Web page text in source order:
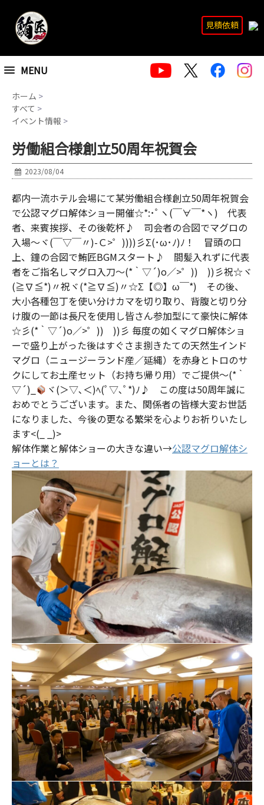
MENU
見積依頼
ホーム >
すべて >
イベント情報 >
労働組合様創立50周年祝賀会
2023/08/04
都内一流ホテル会場にて某労働組合様創立50周年祝賀会
で公認マグロ解体ショー開催☆*:･ﾟヽ(￣∀￣*ヽ) 代表
者、来賓挨拶、その後乾杯♪ 司会者の合図でマグロの
入場～ヾ(￣▽￣〃)-Ｃ>゜))))彡Σ(･ω･ﾉ)ﾉ！ 冒頭の口
上、鐘の合図で鮪匠BGMスタート♪ 間髪入れずに代表
者をご指名しマグロ入刀～(*｀▽´)o／>゜)) ))彡祝☆ヾ
(≧∇≦*)〃祝ヾ(*≧∇≦)〃☆Σ【◎】ω￣*) その後、
大小各種包丁を使い分けカマを切り取り、背腹と切り分
け腹の一節は長尺を使用し皆さん参加型にて豪快に解体
☆彡(*｀▽´)o／>゜)) ))彡 毎度の如くマグロ解体ショ
ーで盛り上がった後はすぐさま捌きたての天然生インド
マグロ（ニュージーランド産／延縄）を赤身とトロのサ
クにしてお土産セット（お持ち帰り用）でご提供～(*｀
▽´)_
ヾ(＞▽､＜)ﾍ(ﾟ▽､ﾟ*)ﾉ♪ この度は50周年誠に
おめでとうございます。また、関係者の皆様大変お世話
になりました、今後の更なる繁栄を心よりお祈りいたし
ます<(_ _)>
解体作業と解体ショーの大きな違い→公認マグロ解体シ
ョーとは？